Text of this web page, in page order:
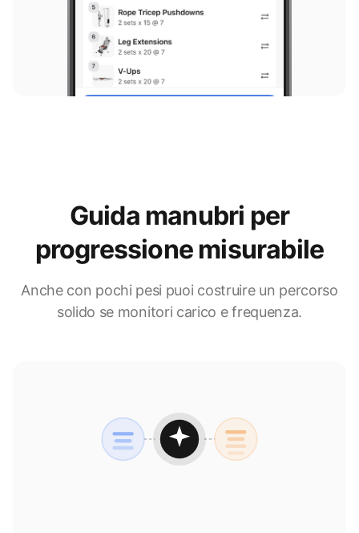
Guida manubri per
progressione misurabile
Anche con pochi pesi puoi costruire un percorso
solido se monitori carico e frequenza.